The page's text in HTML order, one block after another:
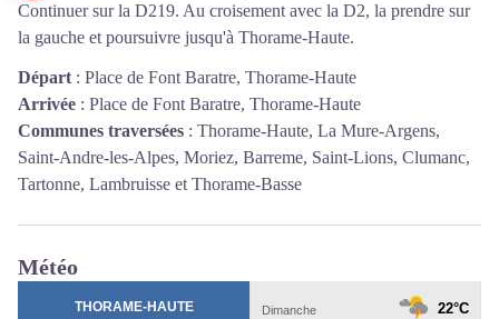
Continuer sur la D219. Au croisement avec la D2, la prendre sur
la gauche et poursuivre jusqu'à Thorame-Haute.
Départ : Place de Font Baratre, Thorame-Haute
Arrivée : Place de Font Baratre, Thorame-Haute
Communes traversées : Thorame-Haute, La Mure-Argens,
Saint-Andre-les-Alpes, Moriez, Barreme, Saint-Lions, Clumanc,
Tartonne, Lambruisse et Thorame-Basse
Météo